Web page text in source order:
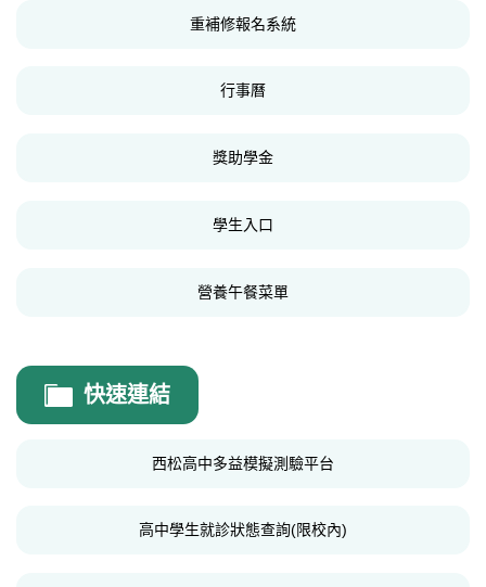
重補修報名系統
行事曆
獎助學金
學生入口
營養午餐菜單
快速連結
西松高中多益模擬測驗平台
高中學生就診狀態查詢(限校內)